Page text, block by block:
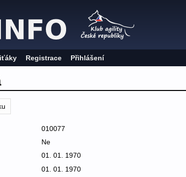
Registrace Přihlášení
010077
Ne
01. 01. 1970
01. 01. 1970